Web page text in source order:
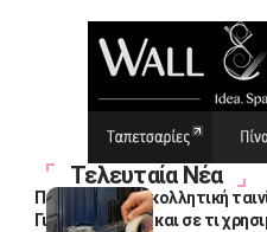
Τελευταία Νέα
Πολλοί βάζουν κολλητική
Γιατί το κάνουν και σε τι